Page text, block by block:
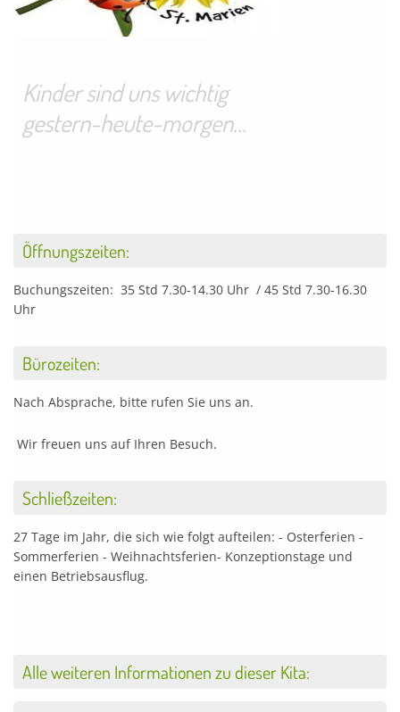
Kinder sind uns wichtig
gestern-heute-morgen...
Öffnungszeiten:
Buchungszeiten: 35 Std 7.30-14.30 Uhr / 45 Std 7.30-16.30
Uhr
Bürozeiten:
Nach Absprache, bitte rufen Sie uns an.
Wir freuen uns auf Ihren Besuch.
Schließzeiten:
27 Tage im Jahr, die sich wie folgt aufteilen: - Osterferien -
Sommerferien - Weihnachtsferien- Konzeptionstage und
einen Betriebsausflug.
Alle weiteren Informationen zu dieser Kita: